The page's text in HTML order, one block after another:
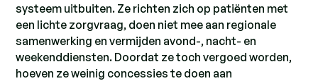
systeem uitbuiten. Ze richten zich op patiënten met
een lichte zorgvraag, doen niet mee aan regionale
samenwerking en vermijden avond-, nacht- en
weekenddiensten. Doordat ze toch vergoed worden,
hoeven ze weinig concessies te doen aan